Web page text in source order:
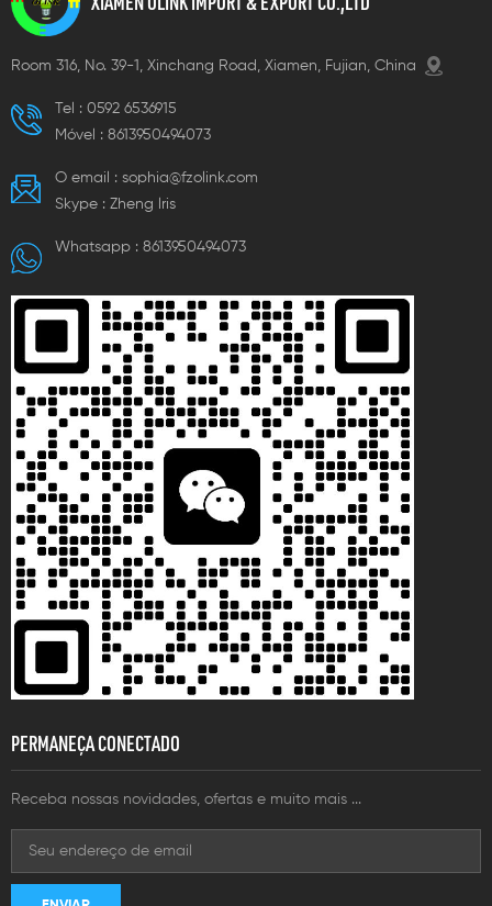
Room 316, No. 39-1, Xinchang Road, Xiamen, Fujian, China
Tel : 0592 6536915
Móvel : 8613950494073
O email : sophia@fzolink.com
Skype : Zheng lris
Whatsapp : 8613950494073
PERMANEÇA CONECTADO
Receba nossas novidades, ofertas e muito mais ...